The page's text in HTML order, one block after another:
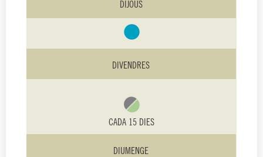
DIJOUS
DIVENDRES
CADA 15 DIES
DIUMENGE